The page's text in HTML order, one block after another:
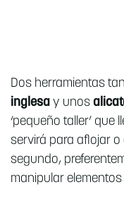
Dos herramientas
inglesa y unos
‘pequeño taller’ que
servirá para aflojar
segundo,
manipular